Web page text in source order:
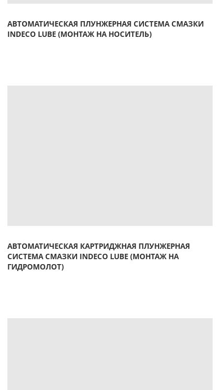
АВТОМАТИЧЕСКАЯ ПЛУНЖЕРНАЯ СИСТЕМА СМАЗКИ
INDECO LUBE (МОНТАЖ НА НОСИТЕЛЬ)
АВТОМАТИЧЕСКАЯ КАРТРИДЖНАЯ ПЛУНЖЕРНАЯ
СИСТЕМА СМАЗКИ INDECO LUBE (МОНТАЖ НА
ГИДРОМОЛОТ)